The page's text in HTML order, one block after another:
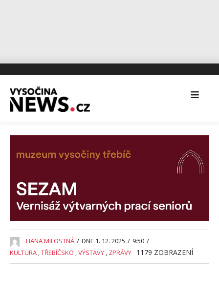
HANA MILOSTNÁ / DNE 1. 12. 2025 / 9:50 /
KULTURA ,TŘEBÍČSKO ,VÝSTAVY , ZPRÁVY 1179 ZOBRAZENÍ